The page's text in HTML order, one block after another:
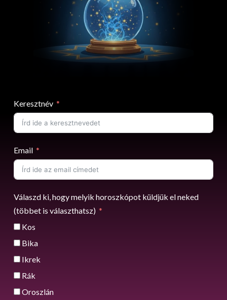
Keresztnév
Email
Válaszd ki, hogy melyik horoszkópot küldjük el neked
(többet is választhatsz)
Kos
Bika
Ikrek
Rák
Oroszlán